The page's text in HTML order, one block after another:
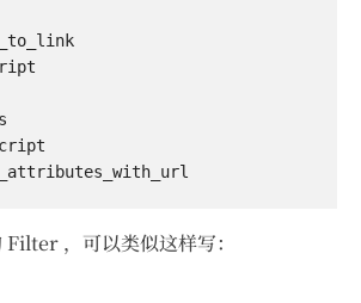
，可以类似这样写：